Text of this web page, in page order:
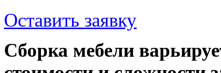
Оставить заявку
Сборка мебели